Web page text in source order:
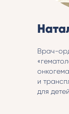
Врач-
и
для